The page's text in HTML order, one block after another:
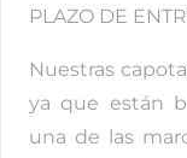
PLAZO DE
Nuestras
ya que están
una de las